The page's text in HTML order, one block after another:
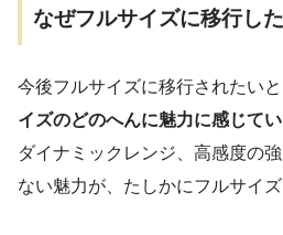
なぜフルサイズに移行し
今後フルサイズに移行されたいと
イズのどのへんに魅力に感じて
ダイナミックレンジ、高感度の
ない魅力が、たしかにフルサイ